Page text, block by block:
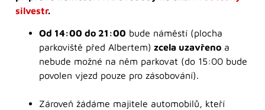
silvestr.
Od 14:00 do 21:00 bude náměstí (plocha
parkoviště před Albertem) zcela uzavřeno a
nebude možné na něm parkovat (do 15:00 bude
povolen vjezd pouze pro zásobování).
Zároveň žádáme majitele automobilů, kteří